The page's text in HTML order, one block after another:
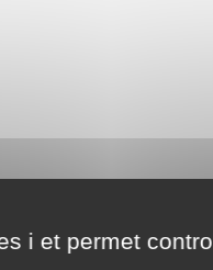
i et permet